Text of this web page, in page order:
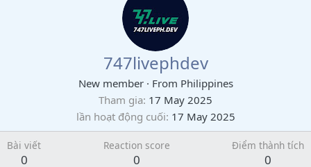
747livephdev
New member · From Philippines
Tham gia 17 May 2025
lần hoạt động cuối 17 May 2025
Bài viết
0
Reaction score
0
Điểm thành tích
0